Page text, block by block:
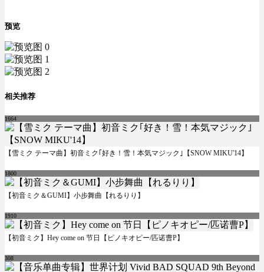
预览
相关推荐
1664
【雪ミク テーマ曲】初音ミク｢好き！雪！本気マジック｣【SNOW MIKU'14】
1800
【初音ミク＆GUMI】小步舞曲【れるりり】
1910
【初音ミク】Hey come on 节日【ピノキオピー/匹诺曹P】
308